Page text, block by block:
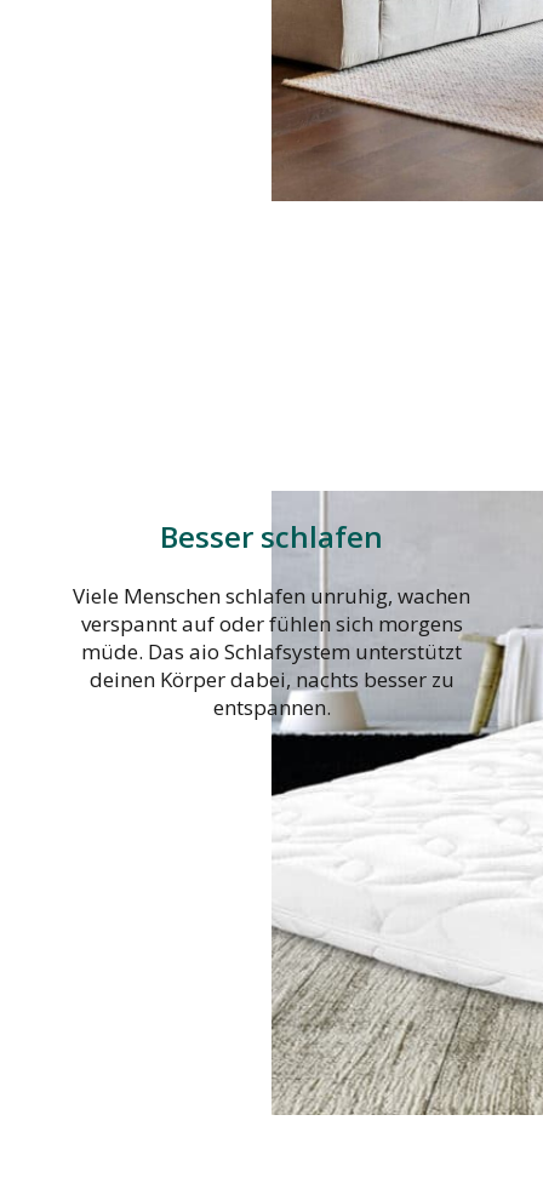
Besser schlafen
Viele Menschen schlafen unruhig, wachen
verspannt auf oder fühlen sich morgens
müde. Das aio Schlafsystem unterstützt
deinen Körper dabei, nachts besser zu
entspannen.